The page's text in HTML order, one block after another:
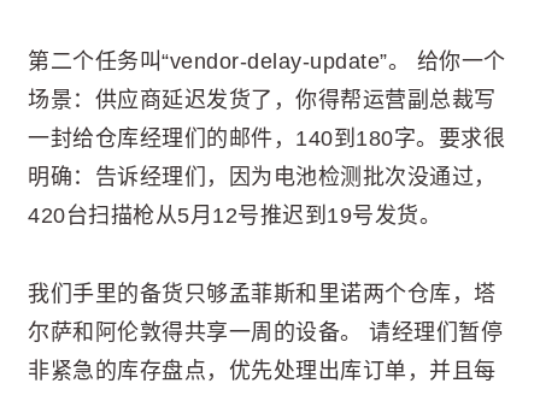
第二个任务叫“vendor-delay-update”。 给你一个
场景：供应商延迟发货了，你得帮运营副总裁写
一封给仓库经理们的邮件，140到180字。要求很
明确：告诉经理们，因为电池检测批次没通过，
420台扫描枪从5月12号推迟到19号发货。
我们手里的备货只够孟菲斯和里诺两个仓库，塔
尔萨和阿伦敦得共享一周的设备。 请经理们暂停
非紧急的库存盘点，优先处理出库订单，并且每